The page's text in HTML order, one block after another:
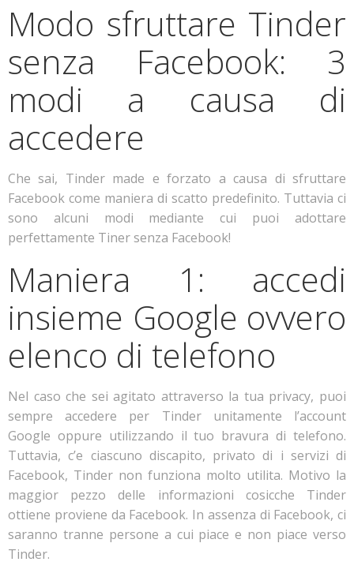
Modo sfruttare Tinder
senza Facebook: 3
modi a causa di
accedere
Che sai, Tinder made e forzato a causa di sfruttare
Facebook come maniera di scatto predefinito. Tuttavia ci
sono alcuni modi mediante cui puoi adottare
perfettamente Tiner senza Facebook!
Maniera 1: accedi
insieme Google ovvero
elenco di telefono
Nel caso che sei agitato attraverso la tua privacy, puoi
sempre accedere per Tinder unitamente l’account
Google oppure utilizzando il tuo bravura di telefono.
Tuttavia, c’e ciascuno discapito, privato di i servizi di
Facebook, Tinder non funziona molto utilita. Motivo la
maggior pezzo delle informazioni cosicche Tinder
ottiene proviene da Facebook. In assenza di Facebook, ci
saranno tranne persone a cui piace e non piace verso
Tinder.